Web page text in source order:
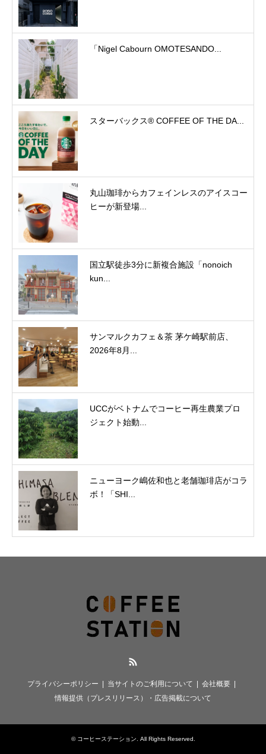
「Nigel Cabourn OMOTESANDO...
スターバックス® COFFEE OF THE DA...
丸山珈琲からカフェインレスのアイスコー
ヒーが新登場...
国立駅徒歩3分に新複合施設「nonoich
kun...
サンマルクカフェ＆茶 茅ケ崎駅前店、
2026年8月...
UCCがベトナムでコーヒー再生農業プロ
ジェクト始動...
ニューヨーク嶋佐和也と老舗珈琲店がコラ
ボ！「SHI...
プライバシーポリシー 当サイトのご利用について
会社概要
情報提供（プレスリリース）・広告掲載について
© コーヒーステーション. All Rights Reserved.